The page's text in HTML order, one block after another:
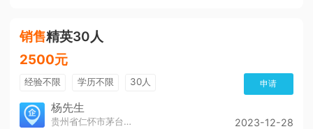
销售精英30人
2500元
经验不限 学历不限 30人 申请
杨先生
贵州省仁怀市茅台镇酒城酒业有限公司 2023-12-28